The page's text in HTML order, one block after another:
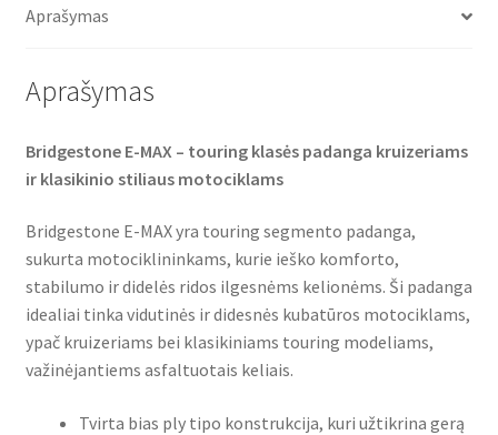
o
r
p
Aprašymas
Aprašymas
Bridgestone E-MAX – touring klasės padanga kruizeriams
ir klasikinio stiliaus motociklams
Bridgestone E-MAX yra touring segmento padanga,
sukurta motociklininkams, kurie ieško komforto,
stabilumo ir didelės ridos ilgesnėms kelionėms. Ši padanga
idealiai tinka vidutinės ir didesnės kubatūros motociklams,
ypač kruizeriams bei klasikiniams touring modeliams,
važinėjantiems asfaltuotais keliais.
Tvirta bias ply tipo konstrukcija, kuri užtikrina gerą